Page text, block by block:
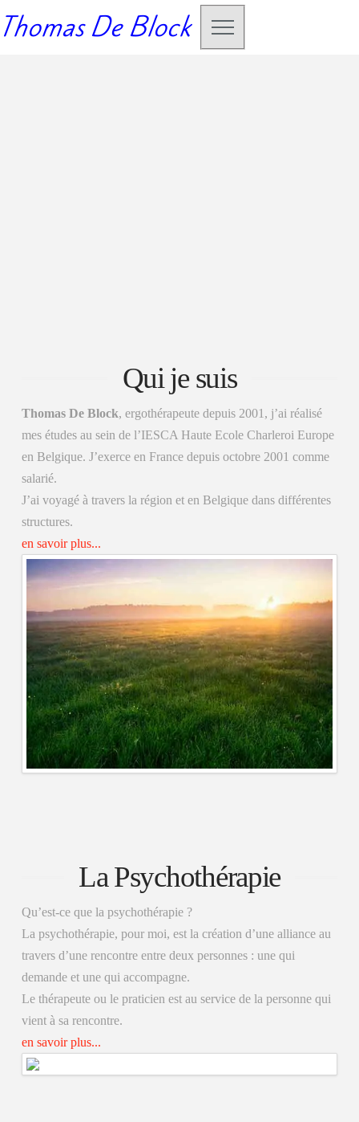
Thomas De Block
Qui je suis
Thomas De Block, ergothérapeute depuis 2001, j’ai réalisé
mes études au sein de l’IESCA Haute Ecole Charleroi Europe
en Belgique. J’exerce en France depuis octobre 2001 comme
salarié.
J’ai voyagé à travers la région et en Belgique dans différentes
structures.
en savoir plus...
La Psychothérapie
Qu’est-ce que la psychothérapie ?
La psychothérapie, pour moi, est la création d’une alliance au
travers d’une rencontre entre deux personnes : une qui
demande et une qui accompagne.
Le thérapeute ou le praticien est au service de la personne qui
vient à sa rencontre.
en savoir plus...